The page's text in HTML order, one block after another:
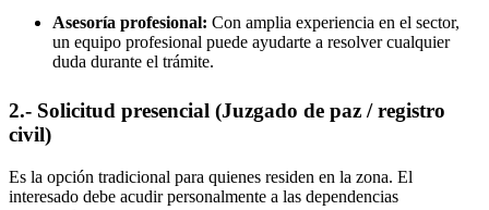
Asesoría profesional: Con amplia experiencia en el sector,
un equipo profesional puede ayudarte a resolver cualquier
duda durante el trámite.
2.- Solicitud presencial (Juzgado de paz / registro
civil)
Es la opción tradicional para quienes residen en la zona. El
interesado debe acudir personalmente a las dependencias